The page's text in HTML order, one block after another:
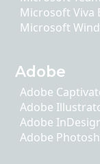
Microsoft Viva
Microsoft
Adobe
Adobe
Adobe
Adobe
Adobe